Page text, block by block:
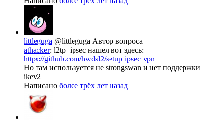
littleguga @littleguga Автор вопроса
athacker: l2tp+ipsec нашел вот здесь:
https://github.com/hwdsl2/setup-ipsec-vpn
Но там используется не strongswan и нет поддержки
ikev2
Написано более трёх лет назад